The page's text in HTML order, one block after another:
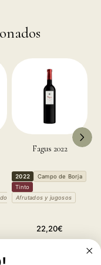
Fagus 2022
2022
Campo de Borja
Tinto
Afrutados y jugosos
Precio
habitual
22,20€
Aumentar